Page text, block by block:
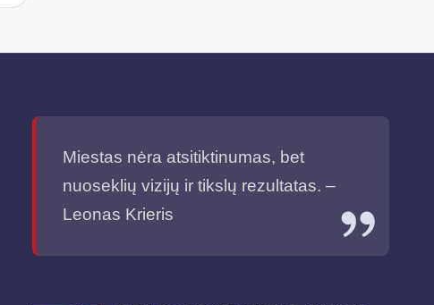
Miestas nėra atsitiktinumas, bet
nuoseklių vizijų ir tikslų rezultatas. –
Leonas Krieris